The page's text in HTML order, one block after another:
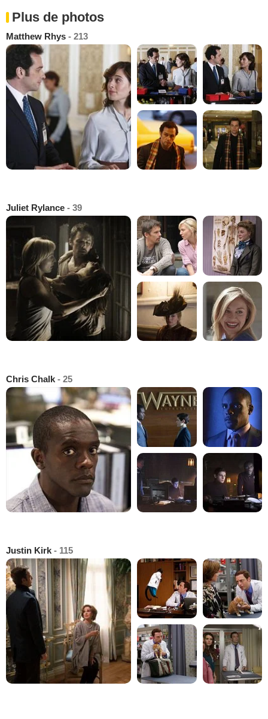
Plus de photos
Matthew Rhys - 213
Juliet Rylance - 39
Chris Chalk - 25
Justin Kirk - 115